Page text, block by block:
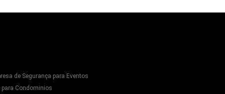
de Segurança para Eventos
Condominios